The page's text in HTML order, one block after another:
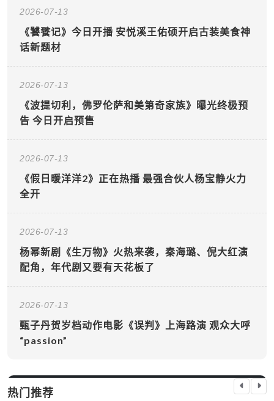
2026-07-13
《饕餮记》今日开播 安悦溪王佑硕开启古装美食神
话新题材
2026-07-13
《波提切利，佛罗伦萨和美第奇家族》曝光终极预
告 今日开启预售
2026-07-13
《假日暖洋洋2》正在热播 最强合伙人杨宝静火力
全开
2026-07-13
杨幂新剧《生万物》火热来袭，秦海璐、倪大红演
配角，年代剧又要有天花板了
2026-07-13
甄子丹贺岁档动作电影《误判》上海路演 观众大呼
“passion”
热门推荐